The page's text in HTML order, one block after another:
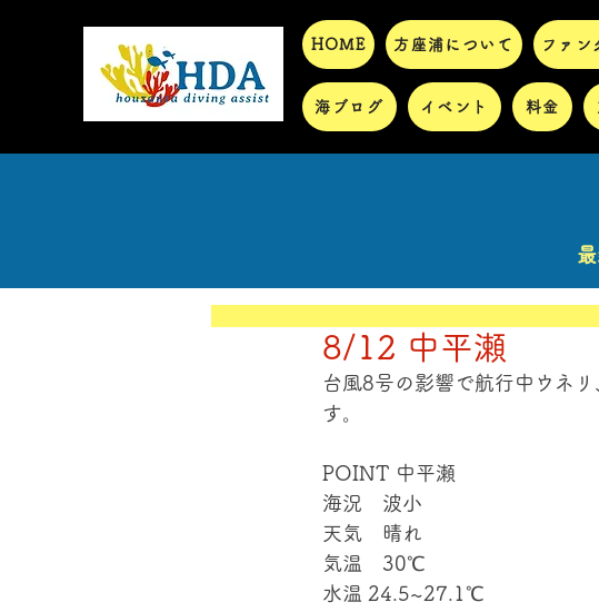
HOME 方座浦について ファン
海ブログ イベント 料金
8/12 中平瀬
台風8号の影響で航行中ウネ
す。
POINT 中平瀬
海況　波小
天気　晴れ
気温　30℃
水温 24.5~27.1℃